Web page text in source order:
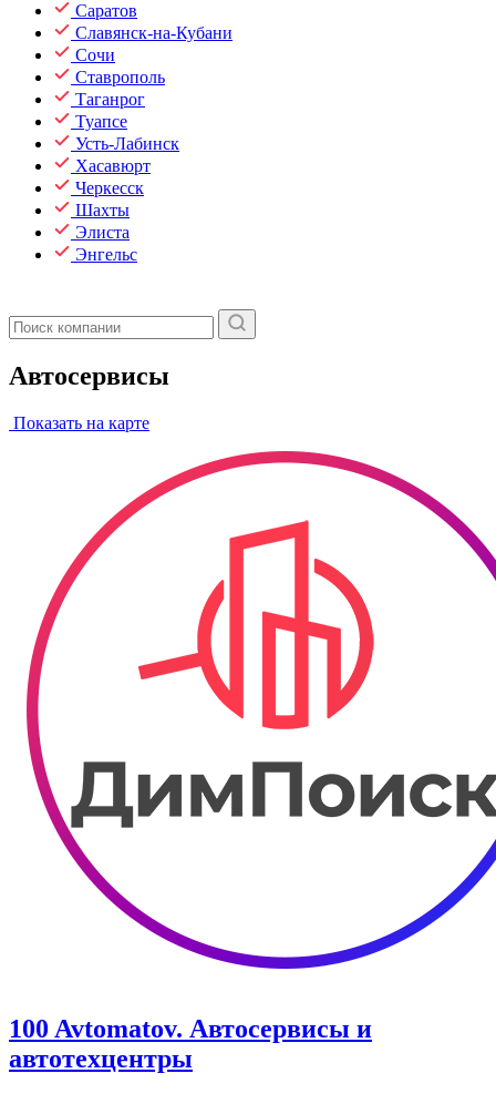
Саратов
Славянск-на-Кубани
Сочи
Ставрополь
Таганрог
Туапсе
Усть-Лабинск
Хасавюрт
Черкесск
Шахты
Элиста
Энгельс
Автосервисы
Показать на карте
100 Avtomatov. Автосервисы и
автотехцентры